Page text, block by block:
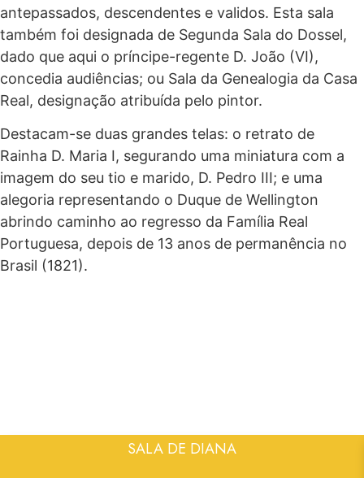
antepassados, descendentes e validos. Esta sala
também foi designada de Segunda Sala do Dossel,
dado que aqui o príncipe-regente D. João (VI),
concedia audiências; ou Sala da Genealogia da Casa
Real, designação atribuída pelo pintor.
Destacam-se duas grandes telas: o retrato de
Rainha D. Maria I, segurando uma miniatura com a
imagem do seu tio e marido, D. Pedro III; e uma
alegoria representando o Duque de Wellington
abrindo caminho ao regresso da Família Real
Portuguesa, depois de 13 anos de permanência no
Brasil (1821).
SALA DE DIANA